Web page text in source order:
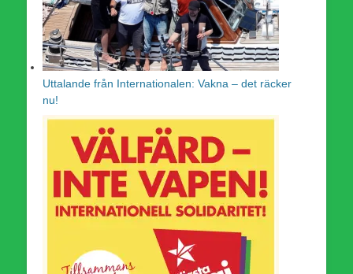
Uttalande från Internationalen: Vakna – det räcker
nu!